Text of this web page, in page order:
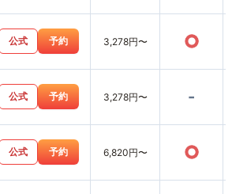
公式 予約 3,278円〜 ○
公式 予約 3,278円〜 -
公式 予約 6,820円〜 ○